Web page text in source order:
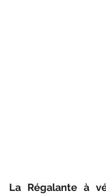
La Régalante à